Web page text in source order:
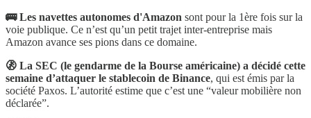
🚌 Les navettes autonomes d'Amazon sont pour la 1ère fois sur la
voie publique. Ce n’est qu’un petit trajet inter-entreprise mais
Amazon avance ses pions dans ce domaine.
🚷 La SEC (le gendarme de la Bourse américaine) a décidé cette
semaine d’attaquer le stablecoin de Binance, qui est émis par la
société Paxos. L’autorité estime que c’est une “valeur mobilière non
déclarée”.